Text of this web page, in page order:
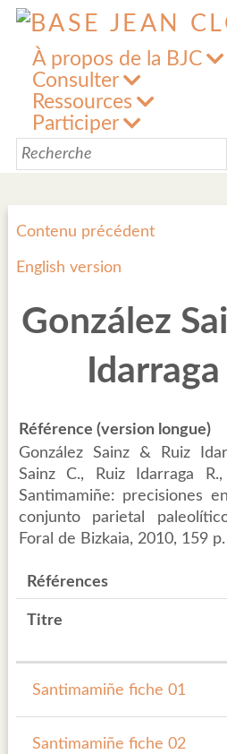
À propos de la BJC
Consulter
Ressources
Participer
Contenu précédent
English version
González
Référence (version longue)
González Sainz & Ruiz
Sainz C., Ruiz Idarraga
Santimamiñe: precisiones
conjunto parietal
Foral de Bizkaia, 2010, 159
Références
Titre
Santimamiñe fiche 01
Santimamiñe fiche 02